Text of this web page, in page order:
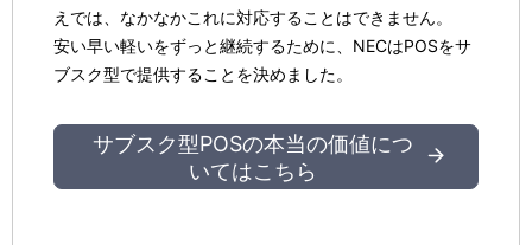
えでは、なかなかこれに対応することはできません。
安い早い軽いをずっと継続するために、NECはPOSをサ
ブスク型で提供することを決めました。
サブスク型POSの本当の価値につ
いてはこちら